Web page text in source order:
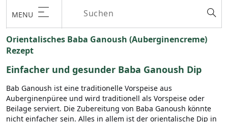
MENU
Orientalisches Baba Ganoush (Auberginencreme)
Rezept
Einfacher und gesunder Baba Ganoush Dip
Bab Ganoush ist eine traditionelle Vorspeise aus
Auberginenpüree und wird traditionell als Vorspeise oder
Beilage serviert. Die Zubereitung von Baba Ganoush könnte
nicht einfacher sein. Alles in allem ist der orientalische Dip in